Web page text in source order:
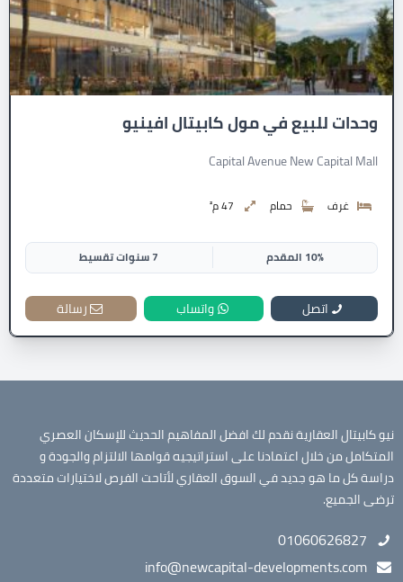
وحدات للبيع في مول كابيتال افينيو
Capital Avenue New Capital Mall
غرف حمام 47 م²
10% المقدم 7 سنوات تقسيط
اتصل واتساب رسالة
نيو كابيتال العقارية نقدم لك افضل المفاهيم الحديث للإسكان العصري
المتكامل من خلال اعتمادنا على استراتيجيه قوامها الالتزام والجودة و
دراسة كل ما هو جديد في السوق العقاري لأتاحت الفرص لاختيارات متعددة
ترضى الجميع.
01060626827
info@newcapital-developments.com